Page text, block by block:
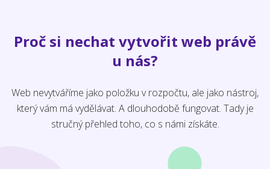
Proč si nechat vytvořit web právě
u nás?
Web nevytváříme jako položku v rozpočtu, ale jako nástroj,
který vám má vydělávat. A dlouhodobě fungovat. Tady je
stručný přehled toho, co s námi získáte.